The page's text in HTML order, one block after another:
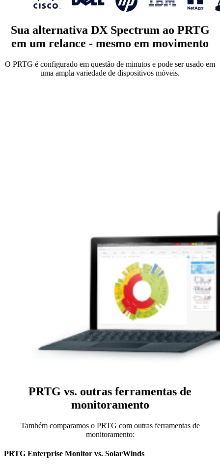
Sua alternativa DX Spectrum ao PRTG
em um relance - mesmo em movimento
O PRTG é configurado em questão de minutos e pode ser usado em
uma ampla variedade de dispositivos móveis.
PRTG vs. outras ferramentas de
monitoramento
Também comparamos o PRTG com outras ferramentas de
monitoramento:
PRTG Enterprise Monitor vs. SolarWinds